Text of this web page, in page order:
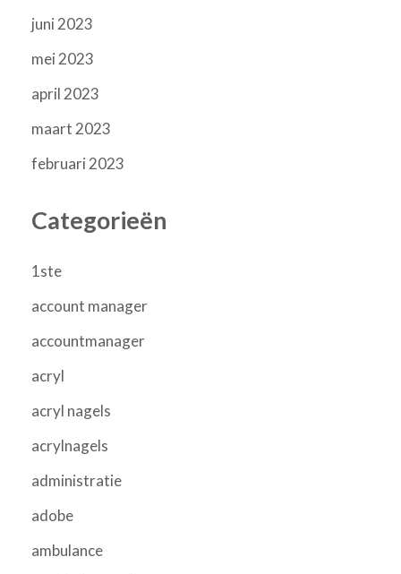
juni 2023
mei 2023
april 2023
maart 2023
februari 2023
Categorieën
1ste
account manager
accountmanager
acryl
acryl nagels
acrylnagels
administratie
adobe
ambulance